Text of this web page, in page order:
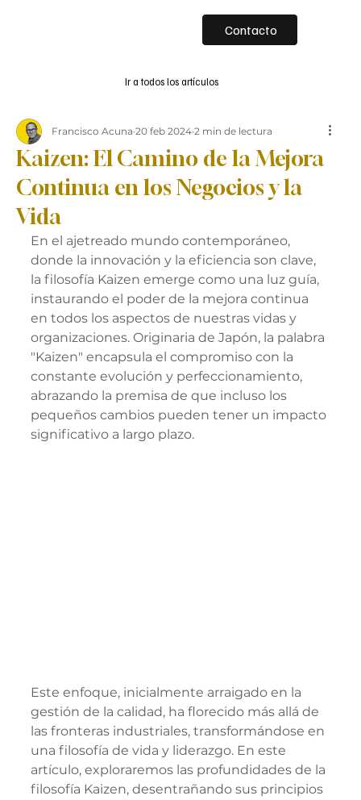
Contacto
Ir a todos los artículos
Kaizen: El Camino de la Mejora
Continua en los Negocios y la
Vida
Francisco Acuna 20 feb 2024 2 min de lectura
En el ajetreado mundo contemporáneo,
donde la innovación y la eficiencia son clave,
la filosofía Kaizen emerge como una luz guía,
instaurando el poder de la mejora continua
en todos los aspectos de nuestras vidas y
organizaciones. Originaria de Japón, la palabra
"Kaizen" encapsula el compromiso con la
constante evolución y perfeccionamiento,
abrazando la premisa de que incluso los
pequeños cambios pueden tener un impacto
significativo a largo plazo.
Este enfoque, inicialmente arraigado en la
gestión de la calidad, ha florecido más allá de
las fronteras industriales, transformándose en
una filosofía de vida y liderazgo. En este
artículo, exploraremos las profundidades de la
filosofía Kaizen, desentrañando sus principios